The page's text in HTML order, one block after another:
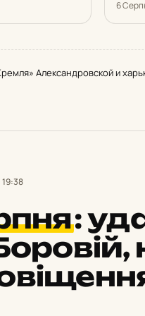
6
Александровской и
: